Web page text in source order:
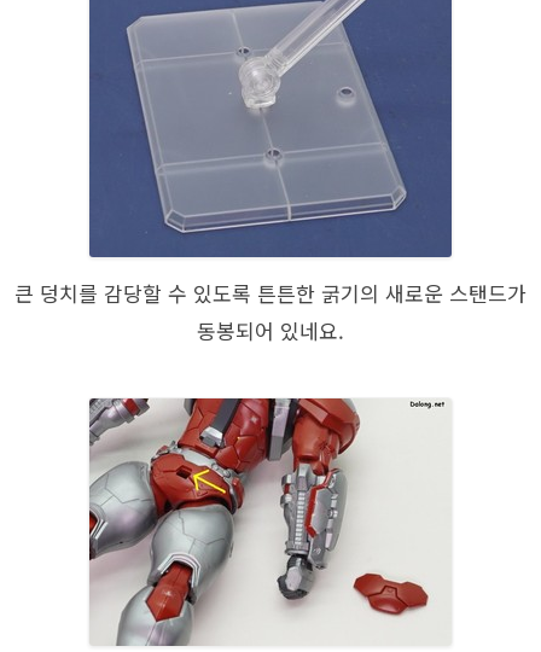
큰 덩치를 감당할 수 있도록 튼튼한 굵기의 새로운 스탠드가
동봉되어 있네요.